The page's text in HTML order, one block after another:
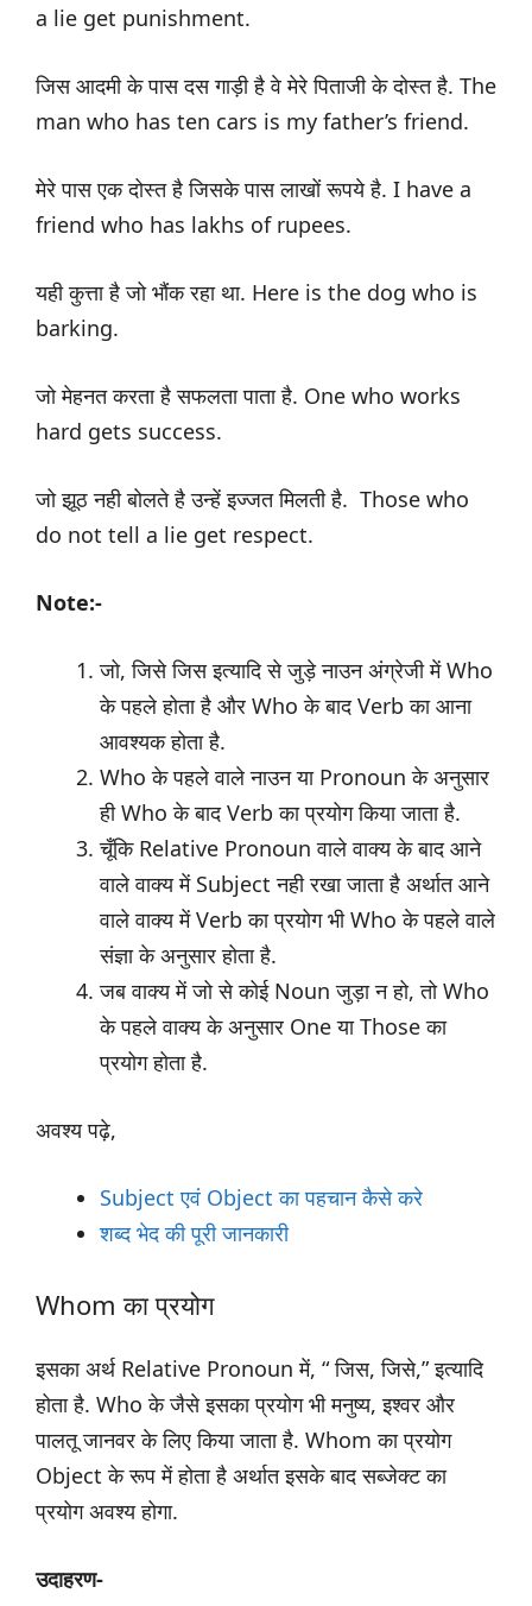
a lie get punishment.
जिस आदमी के पास दस गाड़ी है वे मेरे पिताजी के दोस्त है. The
man who has ten cars is my father’s friend.
मेरे पास एक दोस्त है जिसके पास लाखों रूपये है. I have a
friend who has lakhs of rupees.
यही कुत्ता है जो भौंक रहा था. Here is the dog who is
barking.
जो मेहनत करता है सफलता पाता है. One who works
hard gets success.
जो झूठ नही बोलते है उन्हें इज्जत मिलती है. Those who
do not tell a lie get respect.
Note:-
जो, जिसे जिस इत्यादि से जुड़े नाउन अंग्रेजी में Who
के पहले होता है और Who के बाद Verb का आना
आवश्यक होता है.
Who के पहले वाले नाउन या Pronoun के अनुसार
ही Who के बाद Verb का प्रयोग किया जाता है.
चूँकि Relative Pronoun वाले वाक्य के बाद आने
वाले वाक्य में Subject नही रखा जाता है अर्थात आने
वाले वाक्य में Verb का प्रयोग भी Who के पहले वाले
संज्ञा के अनुसार होता है.
जब वाक्य में जो से कोई Noun जुड़ा न हो, तो Who
के पहले वाक्य के अनुसार One या Those का
प्रयोग होता है.
अवश्य पढ़े,
Subject एवं Object का पहचान कैसे करे
शब्द भेद की पूरी जानकारी
Whom का प्रयोग
इसका अर्थ Relative Pronoun में, “ जिस, जिसे,” इत्यादि
होता है. Who के जैसे इसका प्रयोग भी मनुष्य, इश्वर और
पालतू जानवर के लिए किया जाता है. Whom का प्रयोग
Object के रूप में होता है अर्थात इसके बाद सब्जेक्ट का
प्रयोग अवश्य होगा.
उदाहरण-